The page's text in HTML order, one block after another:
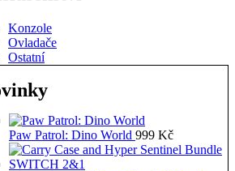
Konzole
Ovladače
Ostatní
Paw Patrol: Dino World 999 Kč